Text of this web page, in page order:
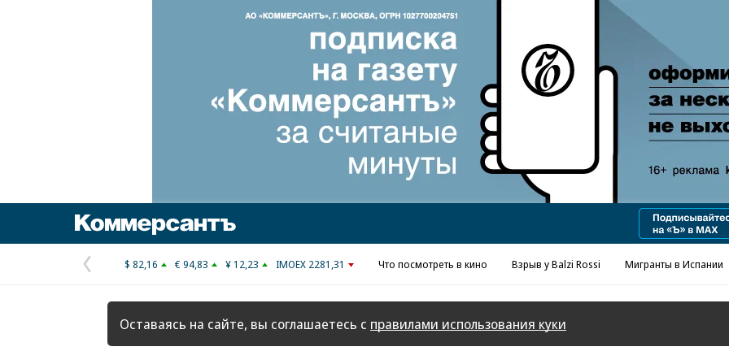
Реклама в «Ъ» www.kommersant.ru/ad
Предыдущая
страница
$ 82,16 € 94,83 ¥ 12,23 IMOEX 2281,31 Что посмотреть в кино Взрыв у Balzi Rossi Мигранты в Испании
Оставаясь на сайте, вы соглашаетесь с правилами использования куки